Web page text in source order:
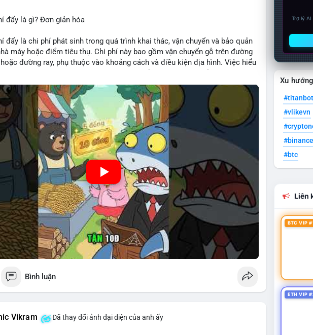
đẩy là gì? Đơn giản hóa
đẩy là chi phí phát sinh trong quá trình khai thác, vận chuyển và bảo quản
máy hoặc điểm tiêu thụ. Chi phí này bao gồm vận chuyển gỗ trên đường
đường ray, phụ thuộc vào khoảng cách và điều kiện địa hình. Việc hiểu
tiếp tại:
Thái
Bình luận
Vikram Đã thay đổi ảnh đại diện của anh ấy
Trợ lý
Xu
#titanbot
#vlikevn
#btc
Liên
BTC VIP
ETH VIP